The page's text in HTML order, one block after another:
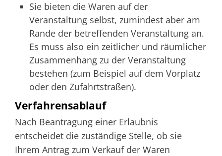
Sie bieten die Waren auf der
Veranstaltung selbst, zumindest aber am
Rande der betreffenden Veranstaltung an.
Es muss also ein zeitlicher und räumlicher
Zusammenhang zu der Veranstaltung
bestehen (zum Beispiel auf dem Vorplatz
oder den Zufahrtstraßen).
Verfahrensablauf
Nach Beantragung einer Erlaubnis
entscheidet die zuständige Stelle, ob sie
Ihrem Antrag zum Verkauf der Waren